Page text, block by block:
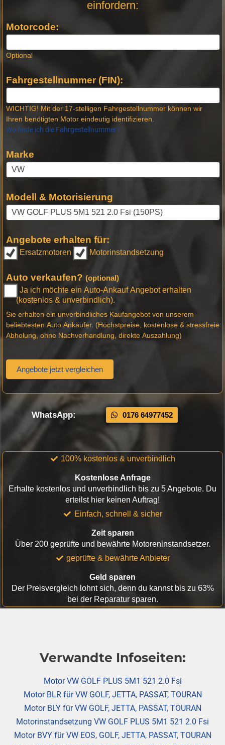
einfordern:
Motorcode:
Optional
Fahrgestellnummer (FIN):
WICHTIG! Mit der 17-stelligen Fahrgestellnummer können wir
Ihren benötigten Motor eindeutig identifizieren.
Wo finde ich die Fahrgestellnummer?
Marke
Modell & Motorisierung
Angebote erhalten für:
Ersatzmotoren Motorinstandsetzung
Auto verkaufen? (optional)
Ja ich möchte ein Auto-Ankauf Angebot erhalten
(kostenlos & unverbindlich).
Sie erhalten ein unverbindliches Kaufangebot von unserem
beliebtesten Auto Ankäufer. (Höchstpreise, kostenlose & stressfreie
Abholung, ohne Nachverhandlung, direkte Auszahlung)
Angebote jetzt vergleichen
WhatsApp: 0176 64977452
100% kostenlos & unverbindlich
Kostenlose Anfrage
Erhalte kostenlos und unverbindlich bis zu 5 Angebote. Du
erteilst hier keinen Auftrag!
Einfach, schnell & sicher
Zeit sparen
Über 200 geprüfte und bewährte Motoreninstandsetzer.
geprüfte & bewährte Anbieter
Geld sparen
Der Preisvergleich lohnt sich, denn du kannst bis zu 63%
bei der Reparatur sparen.
Verwandte Infoseiten:
Motor VW GOLF PLUS 5M1 521 2.0 Fsi
Motor BLR für VW GOLF, JETTA, PASSAT, TOURAN
Motor BLY für VW GOLF, JETTA, PASSAT, TOURAN
Motorinstandsetzung VW GOLF PLUS 5M1 521 2.0 Fsi
Motor BVY für VW EOS, GOLF, JETTA, PASSAT, TOURAN